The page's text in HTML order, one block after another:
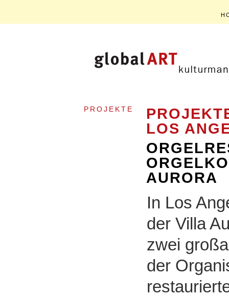
PROJEKTE
LOS
AURORA
In Los
der Villa
zwei
der